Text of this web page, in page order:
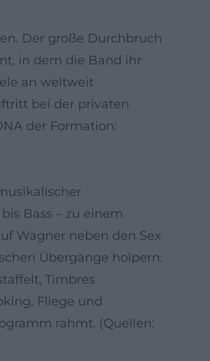
Der große Durchbruch
in dem die Band ihr
an weltweit
bei der privaten
der Formation:
Bass – zu einem
Wagner neben den Sex
Übergänge holpern.
Timbres
Fliege und
rahmt. (Quellen: